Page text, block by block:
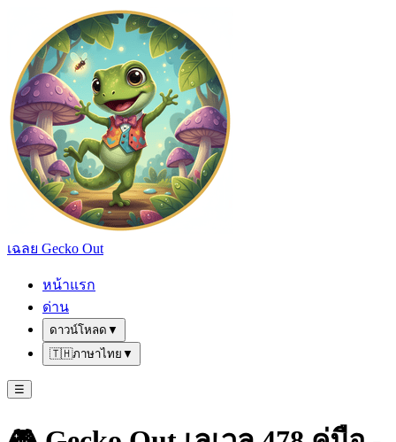
เฉลย Gecko Out
หน้าแรก
ด่าน
ดาวน์โหลด ▼
🇹🇭ภาษาไทย ▼
☰